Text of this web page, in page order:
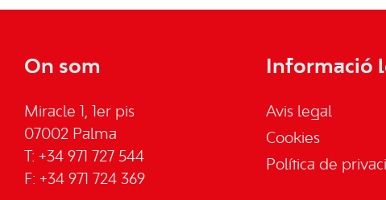
On som
Miracle 1, 1er pis
07002 Palma
T: +34 971 727 544
F: +34 971 724 369
Informació
Avis legal
Cookies
Política de